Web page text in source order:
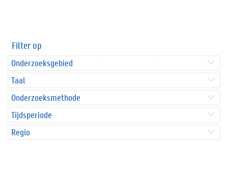
Filter op
Onderzoeksgebied
Taal
Onderzoeksmethode
Tijdsperiode
Regio